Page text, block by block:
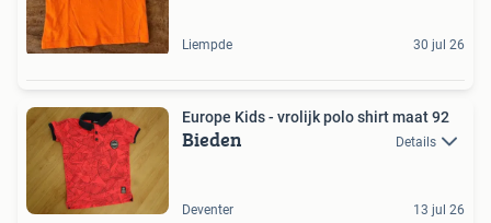
Liempde 30 jul 26
Europe Kids - vrolijk polo shirt maat 92
Bieden Details
Deventer 13 jul 26